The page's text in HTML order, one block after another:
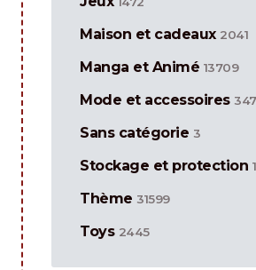
Maison et cadeaux 2041
Manga et Animé 13709
Mode et accessoires
Sans catégorie 3
Stockage et protection
Thème 31599
Toys 2445